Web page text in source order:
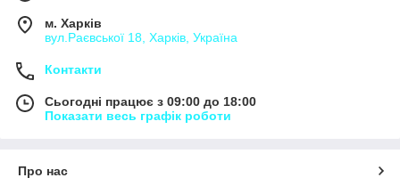
м. Харків
вул.Раєвської 18, Харків, Україна
Контакти
Сьогодні працює з 09:00 до 18:00
Показати весь графік роботи
Про нас